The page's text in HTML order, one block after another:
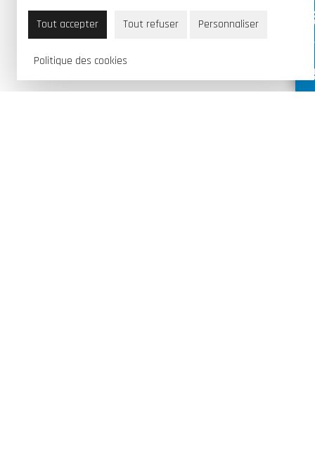
Tout accepter Tout refuser Personnaliser
Politique des cookies